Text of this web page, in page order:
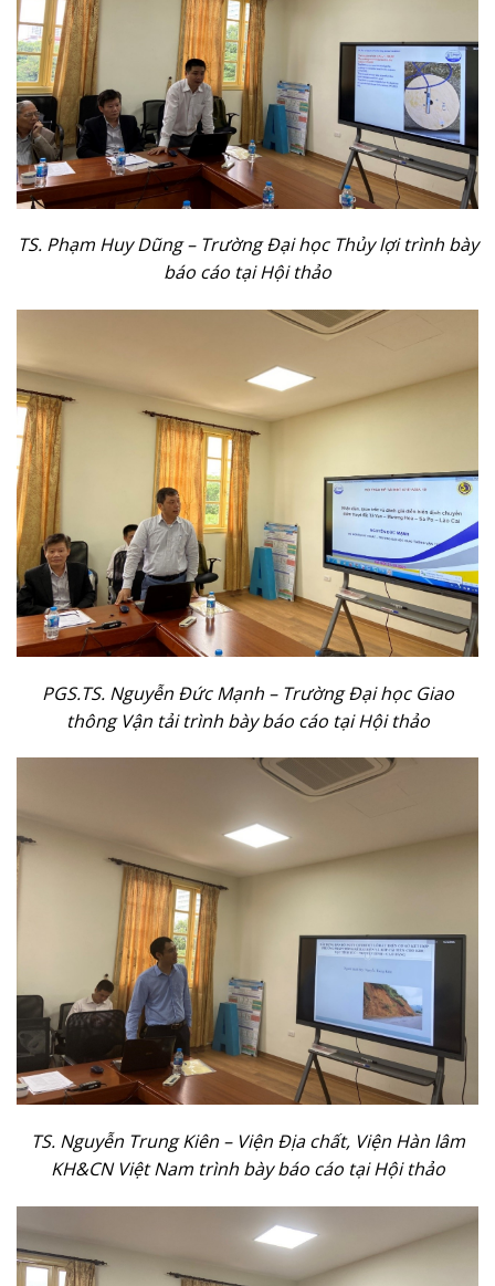
TS. Phạm Huy Dũng – Trường Đại học Thủy lợi trình bày
báo cáo tại Hội thảo
PGS.TS. Nguyễn Đức Mạnh – Trường Đại học Giao
thông Vận tải trình bày báo cáo tại Hội thảo
TS. Nguyễn Trung Kiên – Viện Địa chất, Viện Hàn lâm
KH&CN Việt Nam trình bày báo cáo tại Hội thảo